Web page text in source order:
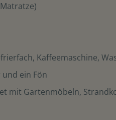
Kaffeemaschine,
ein Fön
mit Gartenmöbeln,